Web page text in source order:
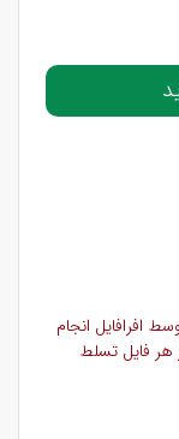
افرافایل انجام
هر فایل تسلط